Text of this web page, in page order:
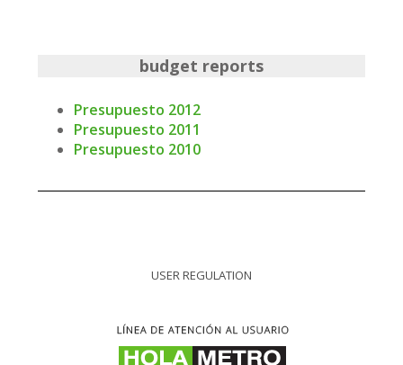
budget reports
Presupuesto 2012
Presupuesto 2011
Presupuesto 2010
USER REGULATION